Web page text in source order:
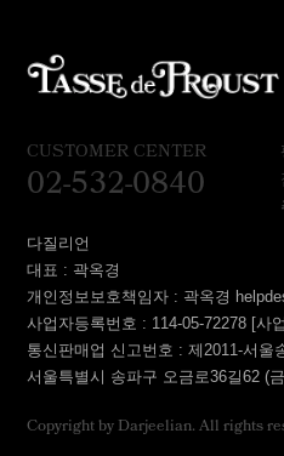
CUSTOMER CENTER
02-532-0840
다질리언
대표 : 곽옥경
개인정보보호책임자 : 곽옥경
사업자등록번호 : 114-05-72278 [사
통신판매업 신고번호 : 제2011-서울
서울특별시 송파구 오금로36길62 (
Copyright by Darjeelian. All rights